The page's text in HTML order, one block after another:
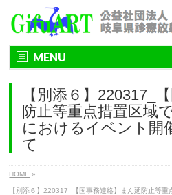
MENU
【別添６】220317_
防止等重点措置区域
におけるイベント開
て
HOME »
【別添６】220317_【国事務連絡】まん延防止等